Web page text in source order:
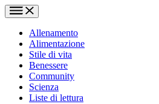
Allenamento
Alimentazione
Stile di vita
Benessere
Community
Scienza
Liste di lettura